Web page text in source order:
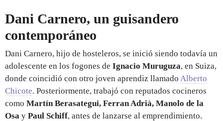
Dani Carnero, un guisandero
contemporáneo
Dani Carnero, hijo de hosteleros, se inició siendo todavía un
adolescente en los fogones de Ignacio Muruguza, en Suiza,
donde coincidió con otro joven aprendiz llamado Alberto
Chicote. Posteriormente, trabajó con reputados cocineros
como Martín Berasategui, Ferran Adrià, Manolo de la
Osa y Paul Schiff, antes de lanzarse al emprendimiento.